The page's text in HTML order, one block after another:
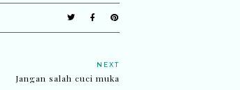
NEXT
Jangan salah cuci muka